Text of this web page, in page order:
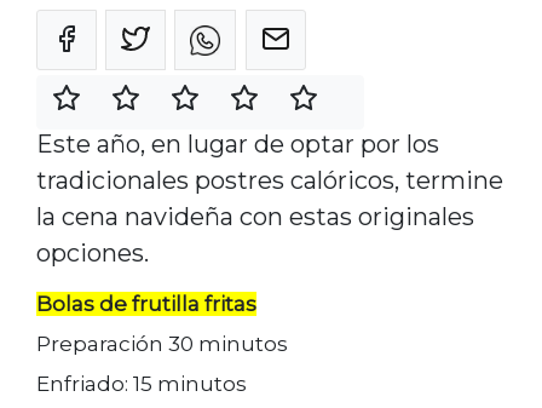
Este año, en lugar de optar por los
tradicionales postres calóricos, termine
la cena navideña con estas originales
opciones.
Bolas de frutilla fritas
Preparación 30 minutos
Enfriado: 15 minutos